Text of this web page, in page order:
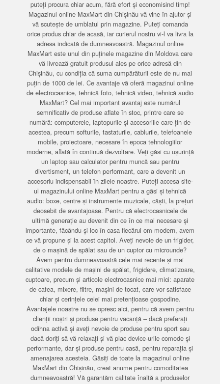
puteți procura chiar acum, fără efort și economisind timp!
Magazinul online MaxMart din Chișinău vă vine în ajutor și
vă scutește de umblatul prin magazine. Puteți comanda
orice produs chiar de acasă, iar curierul nostru vi-l va livra la
adresa indicată de dumneavoastră. Magazinul online
MaxMart este unul din puținele magazine din Moldova care
vă livrează gratuit produsul ales pe orice adresă din
Chișinău, cu condiția că suma cumpărăturii este de nu mai
puțin de 1000 de lei. Ce avantaje vă oferă magazinul online
de electrocasnice, tehnică foto, tehnică video, tehnică audio
MaxMart? Cel mai important avantaj este numărul
semnificativ de produse aflate în stoc, printre care se
numără: computerele, laptopurile și accesoriile care țin de
acestea, precum softurile, tastaturile, cablurile, telefoanele
mobile, proiectoare, necesare în epoca tehnologiilor
moderne, aflată în continuă dezvoltare. Veți găsi cu ușurință
un laptop sau calculator pentru muncă sau pentru
divertisment, un telefon performant, care a devenit un
accesoriu indispensabil în zilele noastre. Puteți accesa site-
ul magazinului online MaxMart pentru a găsi și tehnică
audio: boxe, centre și instrumente muzicale, căști, la prețuri
deosebit de avantajoase. Pentru că electrocasnicele de
ultimă generație au devenit din ce în ce mai necesare și
importante, făcându-și loc în casa fiecărui om modern, avem
ce vă propune și la acest capitol. Aveți nevoie de un frigider,
de o mașină de spălat sau de un cuptor cu microunde?
Avem pentru dumneavoastră cele mai recente și mai
calitative modele de mașini de spălat, frigidere, climatizoare,
cuptoare, precum și articole electrocasnice mai mici: aparate
de cafea, mixere, filtre, mașini de tocat, care vor satisface
chiar și cerințele celei mai pretențioase gospodine.
Avantajele noastre nu se opresc aici, pentru că avem pentru
clienții noștri și produse pentru vacanță – dacă preferați
odihna activă și aveți nevoie de produse pentru sport sau
dacă doriți să vă relaxați și vă plac device-urile comode și
performante, dar și produse pentru casă, pentru reparația și
amenajarea acesteia. Găsiți de toate la magazinul online
MaxMart din Chișinău, creat anume pentru comoditatea
dumneavoastră! Vă garantăm calitate înaltă a produselor